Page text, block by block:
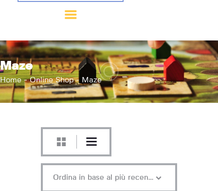
Maze
Home Online Shop Maze
SCAMBIA
AIUTO
BLOG-NEWS
EVENTI